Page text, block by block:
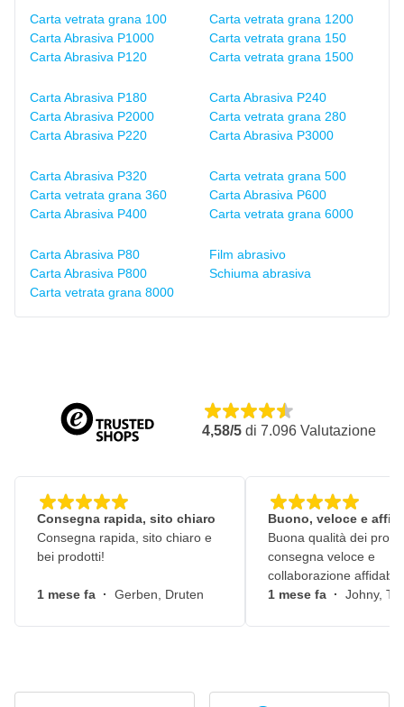
Carta vetrata grana 100
Carta Abrasiva P1000
Carta Abrasiva P120
Carta vetrata grana 1200
Carta vetrata grana 150
Carta vetrata grana 1500
Carta Abrasiva P180
Carta Abrasiva P2000
Carta Abrasiva P220
Carta Abrasiva P240
Carta vetrata grana 280
Carta Abrasiva P3000
Carta Abrasiva P320
Carta vetrata grana 360
Carta Abrasiva P400
Carta vetrata grana 500
Carta Abrasiva P600
Carta vetrata grana 6000
Carta Abrasiva P80
Carta Abrasiva P800
Carta vetrata grana 8000
Film abrasivo
Schiuma abrasiva
4,58/5 di 7.096 Valutazione
Consegna rapida, sito chiaro
Consegna rapida, sito chiaro e
bei prodotti!
1 mese fa · Gerben, Druten
Buono, veloce e
Buona qualità dei
consegna veloce e
collaborazione
1 mese fa · Johny,